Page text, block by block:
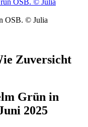
OSB. © Julia
Zuversicht
Grün in
2025